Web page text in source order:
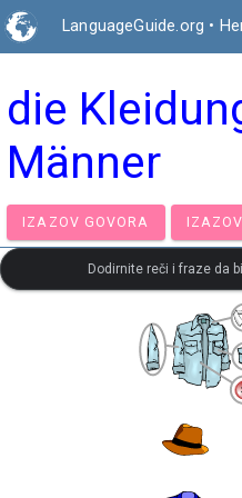
LanguageGuide.org •
die
Männer
IZAZOV GOVORA
Dodirnite reči i fraze da